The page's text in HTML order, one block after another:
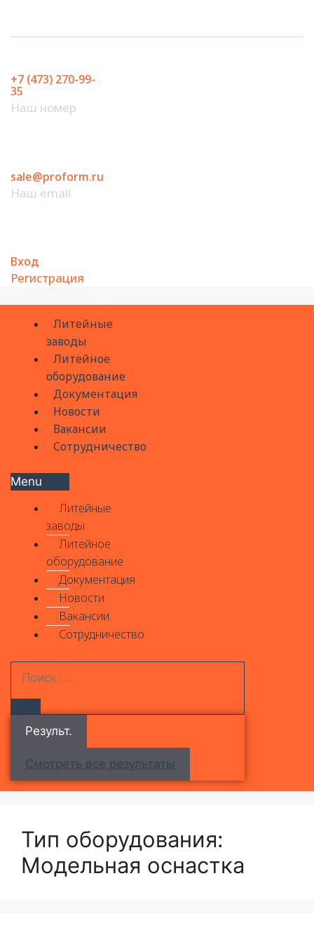
+7 (473) 270-99-
35
Наш номер
sale@proform.ru
Наш email
Вход
Регистрация
Литейные
заводы
Литейное
оборудование
Документация
Новости
Вакансии
Сотрудничество
Menu
Литейные
заводы
Литейное
оборудование
Документация
Новости
Вакансии
Сотрудничество
Результ.
Смотреть все результаты
Тип оборудования:
Модельная оснастка